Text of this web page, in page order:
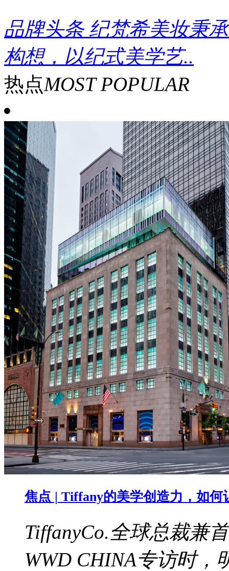
品牌头条 纪梵希美妆秉
构想，以纪式美学艺..
热点MOST POPULAR
焦点 | Tiffany的美学创造力，如何
TiffanyCo.全球总裁兼
WWD CHINA专访时